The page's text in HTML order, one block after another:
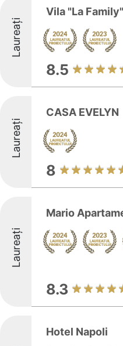
Laureați
Vila "La Family"
8.5
Laureați
CASA EVELYN
8
Laureați
Mario
8.3
Hotel Napoli